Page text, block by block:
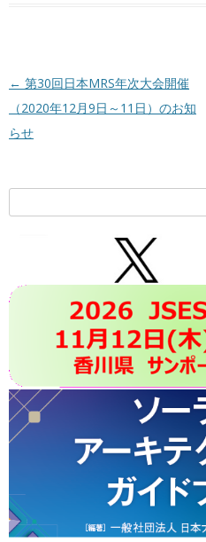
投稿ナビゲーション
← 第30回日本MRS年次大会開催
（2020年12月9日～11日）のお知
らせ
索: